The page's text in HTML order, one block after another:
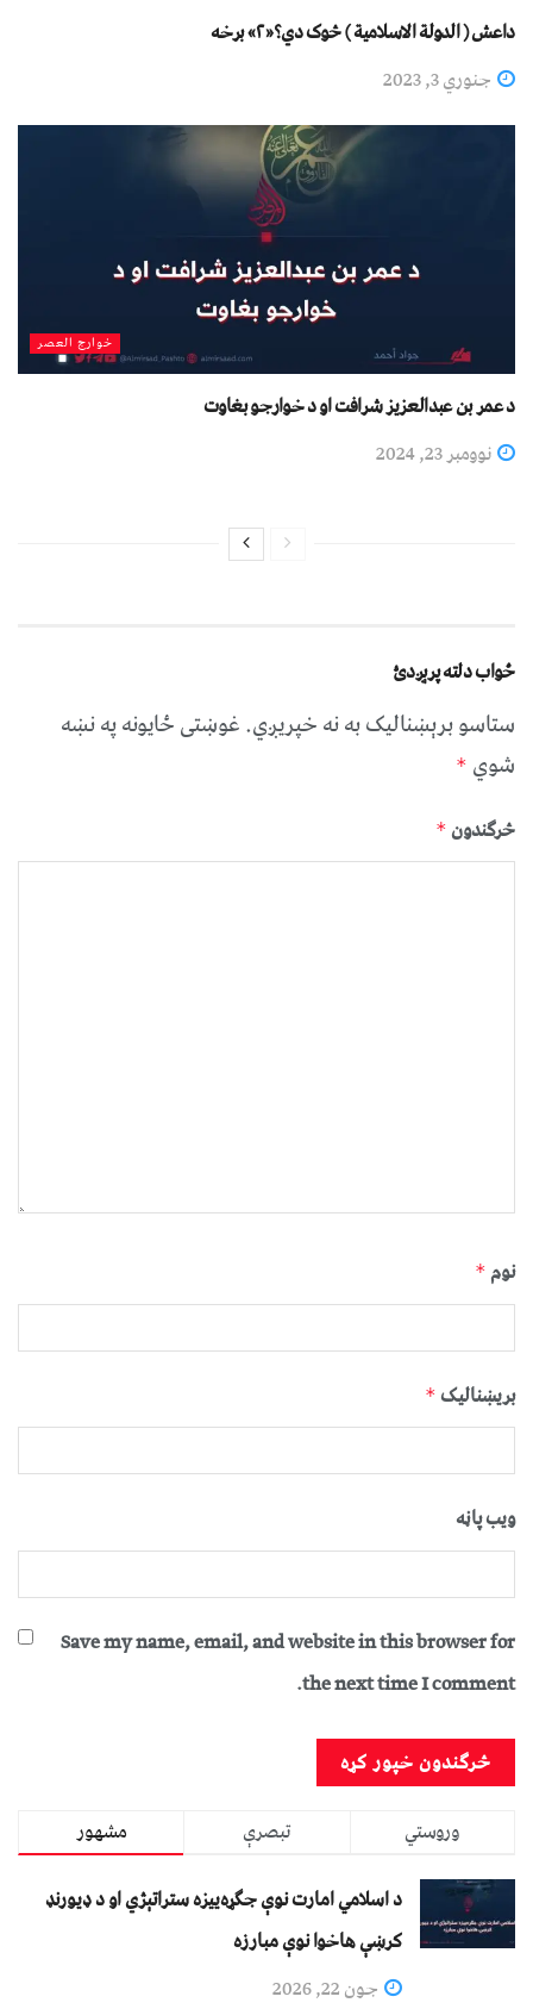
داعش ( الدولة الاسلامية ) څوک دي؟«۲» برخه
جنوري 3, 2023
خوارج العصر
د عمر بن عبدالعزیز شرافت او د خوارجو بغاوت
نوومبر 23, 2024
ځواب دلته پرېږدئ
ستاسو برېښناليک به نه خپريږي.غوښتى ځایونه په نښه
شوي *
څرگندون *
نوم *
بریښنالیک *
ویب پاڼه
Save my name, email, and website in this browser for
the next time I comment.
مشهور تبصرې
وروستي
د اسلامي امارت نوې جګړه‌ییزه ستراتېژي او د ډیورنډ
کرښې هاخوا نوې مبارزه
جون 22, 2026